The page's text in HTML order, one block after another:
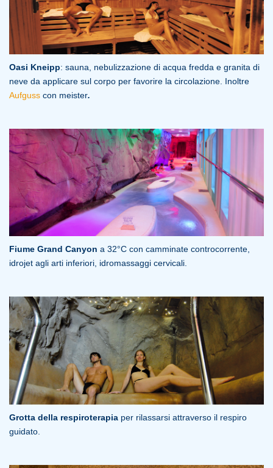
Oasi Kneipp: sauna, nebulizzazione di acqua fredda e granita di
neve da applicare sul corpo per favorire la circolazione. Inoltre
Aufguss con meister.
Fiume Grand Canyon a 32°C con camminate controcorrente,
idrojet agli arti inferiori, idromassaggi cervicali.
Grotta della respiroterapia per rilassarsi attraverso il respiro
guidato.